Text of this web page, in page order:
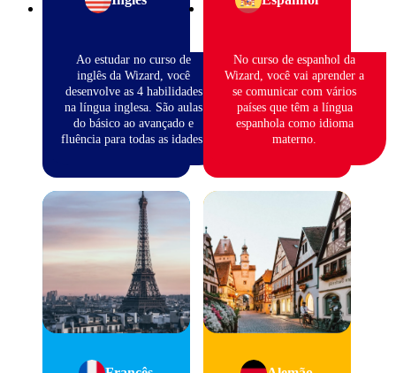
Ao estudar no curso de
inglês da Wizard, você
desenvolve as 4 habilidades
na língua inglesa. São aulas
do básico ao avançado e
fluência para todas as idades.
No curso de espanhol da
Wizard, você vai aprender a
se comunicar com vários
países que têm a língua
espanhola como idioma
materno.